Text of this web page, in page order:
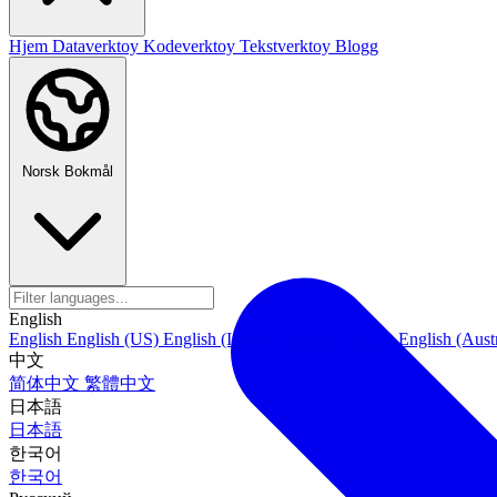
Hjem Dataverktoy Kodeverktoy Tekstverktoy Blogg
Norsk Bokmål
English
English English (US) English (India) English (Canada)English
中文
简体中文 繁體中文
日本語
日本語
한국어
한국어